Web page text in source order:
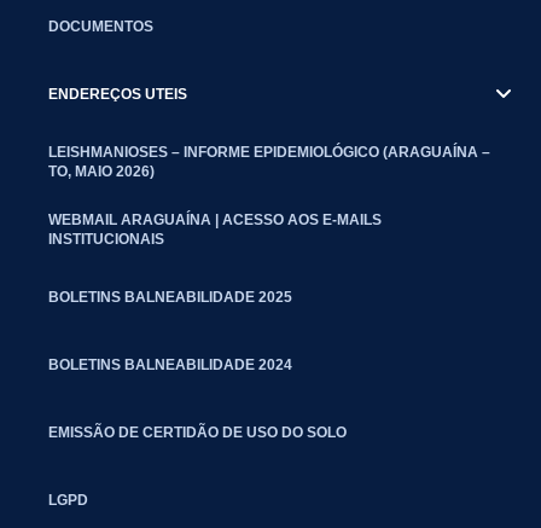
DOCUMENTOS
ENDEREÇOS UTEIS
LEISHMANIOSES – INFORME EPIDEMIOLÓGICO (ARAGUAÍNA –
TO, MAIO 2026)
WEBMAIL ARAGUAÍNA | ACESSO AOS E-MAILS
INSTITUCIONAIS
BOLETINS BALNEABILIDADE 2025
BOLETINS BALNEABILIDADE 2024
EMISSÃO DE CERTIDÃO DE USO DO SOLO
LGPD